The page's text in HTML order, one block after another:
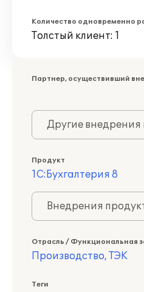
Количество одновременно
Толстый клиент: 1
Партнер, осуществивший
Другие внедрения
Продукт
1С:Бухгалтерия 8
Внедрения
Отрасль / Функциональная
Производство, ТЭК
Теги